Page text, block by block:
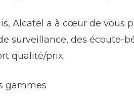
Alcatel a à cœur de vous
surveillance, des écoute-
qualité/prix.
gammes